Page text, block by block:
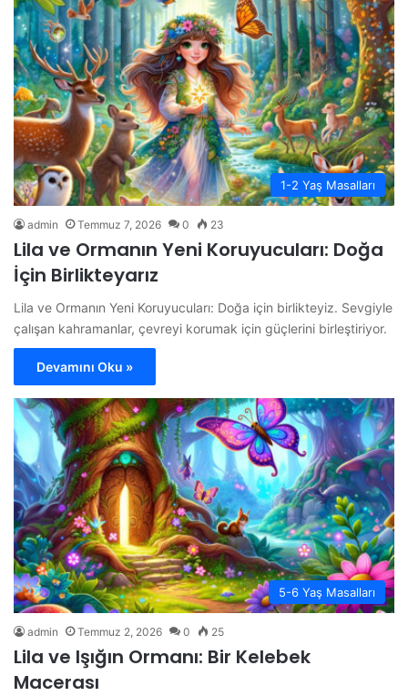
1-2 Yaş Masalları
admin Temmuz 7, 2026 0 23
Lila ve Ormanın Yeni Koruyucuları: Doğa
İçin Birlikteyarız
Lila ve Ormanın Yeni Koruyucuları: Doğa için birlikteyiz. Sevgiyle
çalışan kahramanlar, çevreyi korumak için güçlerini birleştiriyor.
Devamını Oku »
5-6 Yaş Masalları
admin Temmuz 2, 2026 0 25
Lila ve Işığın Ormanı: Bir Kelebek
Macerası